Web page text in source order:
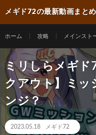
メギド72の最新動画まとめ
ホーム 攻略 メインスト
ミリしらメギド
クアウト】ミッ
ンジ？
2023.05.18 メギド72